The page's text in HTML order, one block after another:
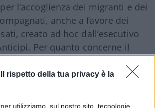
Il rispetto della tua privacy è la
utilizziamo, sul nostro sito, tecnologie
l’accoglienza dei migranti e dei
anche a favore dei
creato ad hoc dall’esecutivo
Per quanto concerne il
per i prossimi due anni,
l’anno per gli anni a venire.